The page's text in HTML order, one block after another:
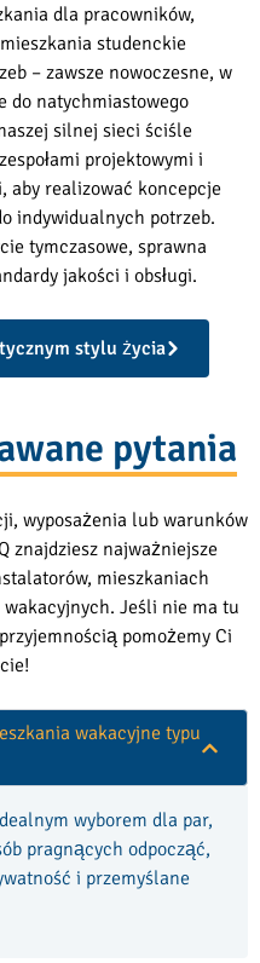
dla pracowników,
studenckie
– zawsze nowoczesne, w
do natychmiastowego
silnej sieci ściśle
projektowymi i
aby realizować koncepcje
indywidualnych potrzeb.
tymczasowe, sprawna
jakości i obsługi.
stylu życia
pytania
wyposażenia lub warunków
znajdziesz najważniejsze
mieszkaniach
Jeśli nie ma tu
pomożemy Ci
wakacyjne typu
wyborem dla par,
pragnących odpocząć,
i przemyślane